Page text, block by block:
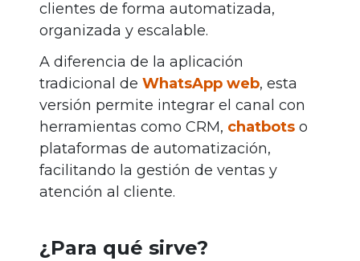
clientes de forma automatizada,
organizada y escalable.
A diferencia de la aplicación
tradicional de WhatsApp web, esta
versión permite integrar el canal con
herramientas como CRM, chatbots o
plataformas de automatización,
facilitando la gestión de ventas y
atención al cliente.
¿Para qué sirve?